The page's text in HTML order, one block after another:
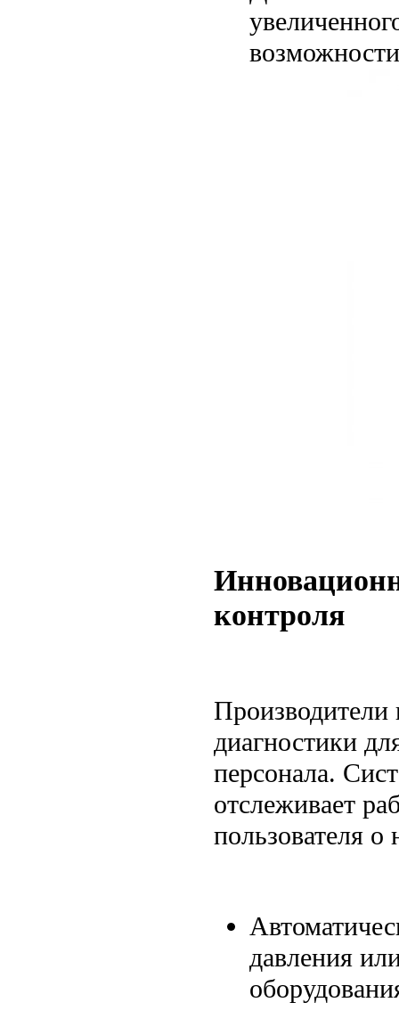
контроля
Производители
диагностики
персонала.
отслеживает
пользователя
давления